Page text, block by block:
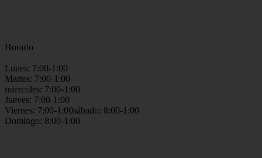
Horario
Lunes: 7:00-1:00
Martes: 7:00-1:00
miercoles: 7:00-1:00
Jueves: 7:00-1:00
Viernes: 7:00-1:00sábado: 8:00-1:00
Domingo: 8:00-1:00